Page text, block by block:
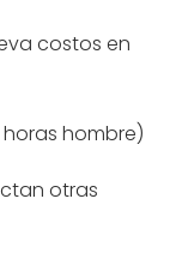
costos en
hombre)
otras